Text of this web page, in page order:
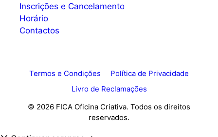
Inscrições e Cancelamento
Horário
Contactos
Termos e Condições
Política de Privacidade
Livro de Reclamações
© 2026 FICA Oficina Criativa. Todos os direitos
reservados.